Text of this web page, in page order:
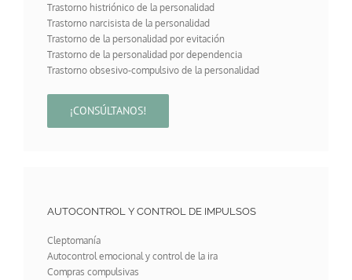
Trastorno histriónico de la personalidad
Trastorno narcisista de la personalidad
Trastorno de la personalidad por evitación
Trastorno de la personalidad por dependencia
Trastorno obsesivo-compulsivo de la personalidad
¡CONSÚLTANOS!
AUTOCONTROL Y CONTROL DE IMPULSOS
Cleptomanía
Autocontrol emocional y control de la ira
Compras compulsivas